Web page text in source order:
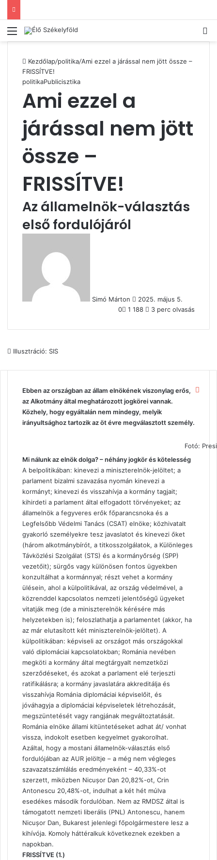
Menü
Kezdőlap/politika/Ami ezzel a járással nem jött össze –
FRISSÍTVE!
politikaPublicisztika
Ami ezzel a
járással nem jött
össze –
FRISSÍTVE!
Az államelnök-választás
első fordulójáról
Simó Márton
2025. május 5.
0
1 188 3 perc olvasás
Illusztráció: SIS
Ebben az országban az állam elnökének viszonylag erős,
az Alkotmány által meghatározott jogkörei vannak.
Közhely, hogy egyáltalán nem mindegy, melyik
irányultsághoz tartozik az öt évre megválasztott személy.
Fotó:
Mi nálunk az elnök dolga? – néhány jogkör és kötelesség
A belpolitikában: kinevezi a miniszterelnök-jelöltet; a
parlament bizalmi szavazása nyomán kinevezi a
kormányt; kinevezi és visszahívja a kormány tagjait;
kihirdeti a parlament által elfogadott törvényeket; az
államelnök a fegyveres erők főparancsnoka és a
Legfelsőbb Védelmi Tanács (CSAT) elnöke; közhivatalt
gyakorló személyekre tesz javaslatot és kinevezi őket
(három alkotmánybírót, a titkosszolgálatok, a Különleges
Távközlési Szolgálat (STS) és a kormányőrség (SPP)
vezetőit); sürgős vagy különösen fontos ügyekben
konzultálhat a kormánnyal; részt vehet a kormány
ülésein, ahol a külpolitikával, az ország védelmével, a
közrenddel kapcsolatos nemzeti jelentőségű ügyeket
vitatják meg (de a miniszterelnök kérésére más
helyzetekben is); feloszlathatja a parlamentet (akkor, ha
az már elutasított két miniszterelnök-jelöltet). A
külpolitikában: képviseli az országot más országokkal
való diplomáciai kapcsolatokban; Románia nevében
megköti a kormány által megtárgyalt nemzetközi
szerződéseket, és azokat a parlament elé terjeszti
ratifikálásra; a kormány javaslatára akkreditálja és
visszahívja Románia diplomáciai képviselőit, és
jóváhagyja a diplomáciai képviseletek létrehozását,
megszüntetését vagy rangjának megváltoztatását.
Románia elnöke állami kitüntetéseket adhat át/ vonhat
vissza, indokolt esetben kegyelmet gyakorolhat.
Azáltal, hogy a mostani államelnök-választás első
fordulójában az AUR jelöltje – a még nem végleges
szavazatszámlálás eredményeként – 40,33%-ot
szerzett, miközben Nicușor Dan 20,82%-ot, Crin
Antonescu 20,48%-ot, indulhat a két hét múlva
esedékes második fordulóban. Nem az RMDSZ által is
támogatott nemzeti liberális (PNL) Antonescu, hanem
Nicușor Dan, Bukarest jelenlegi főpolgármestere lesz a
kihívója. Komoly háttéralkuk következnek ezekben a
napokban.
FRISSÍTVE (1.)